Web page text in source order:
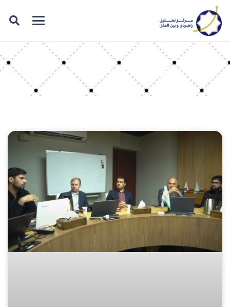
برچسب: عطااللهی